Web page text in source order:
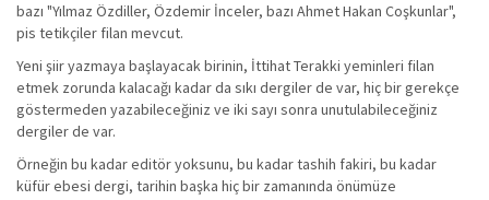
bazı "Yılmaz Özdiller, Özdemir İnceler, bazı Ahmet Hakan Coşkunlar",
pis tetikçiler filan mevcut.
Yeni şiir yazmaya başlayacak birinin, İttihat Terakki yeminleri filan
etmek zorunda kalacağı kadar da sıkı dergiler de var, hiç bir gerekçe
göstermeden yazabileceğiniz ve iki sayı sonra unutulabileceğiniz
dergiler de var.
Örneğin bu kadar editör yoksunu, bu kadar tashih fakiri, bu kadar
küfür ebesi dergi, tarihin başka hiç bir zamanında önümüze